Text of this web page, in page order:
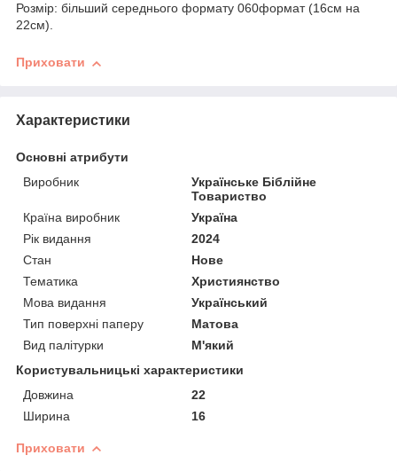
Розмір: більший середнього формату 060формат (16см на
22см).
Приховати
Характеристики
Основні атрибути
Виробник
Українське Біблійне
Товариство
Країна виробник
Україна
Рік видання
2024
Стан
Нове
Тематика
Християнство
Мова видання
Український
Тип поверхні паперу
Матова
Вид палітурки
М'який
Користувальницькі характеристики
Довжина
22
Ширина
16
Приховати